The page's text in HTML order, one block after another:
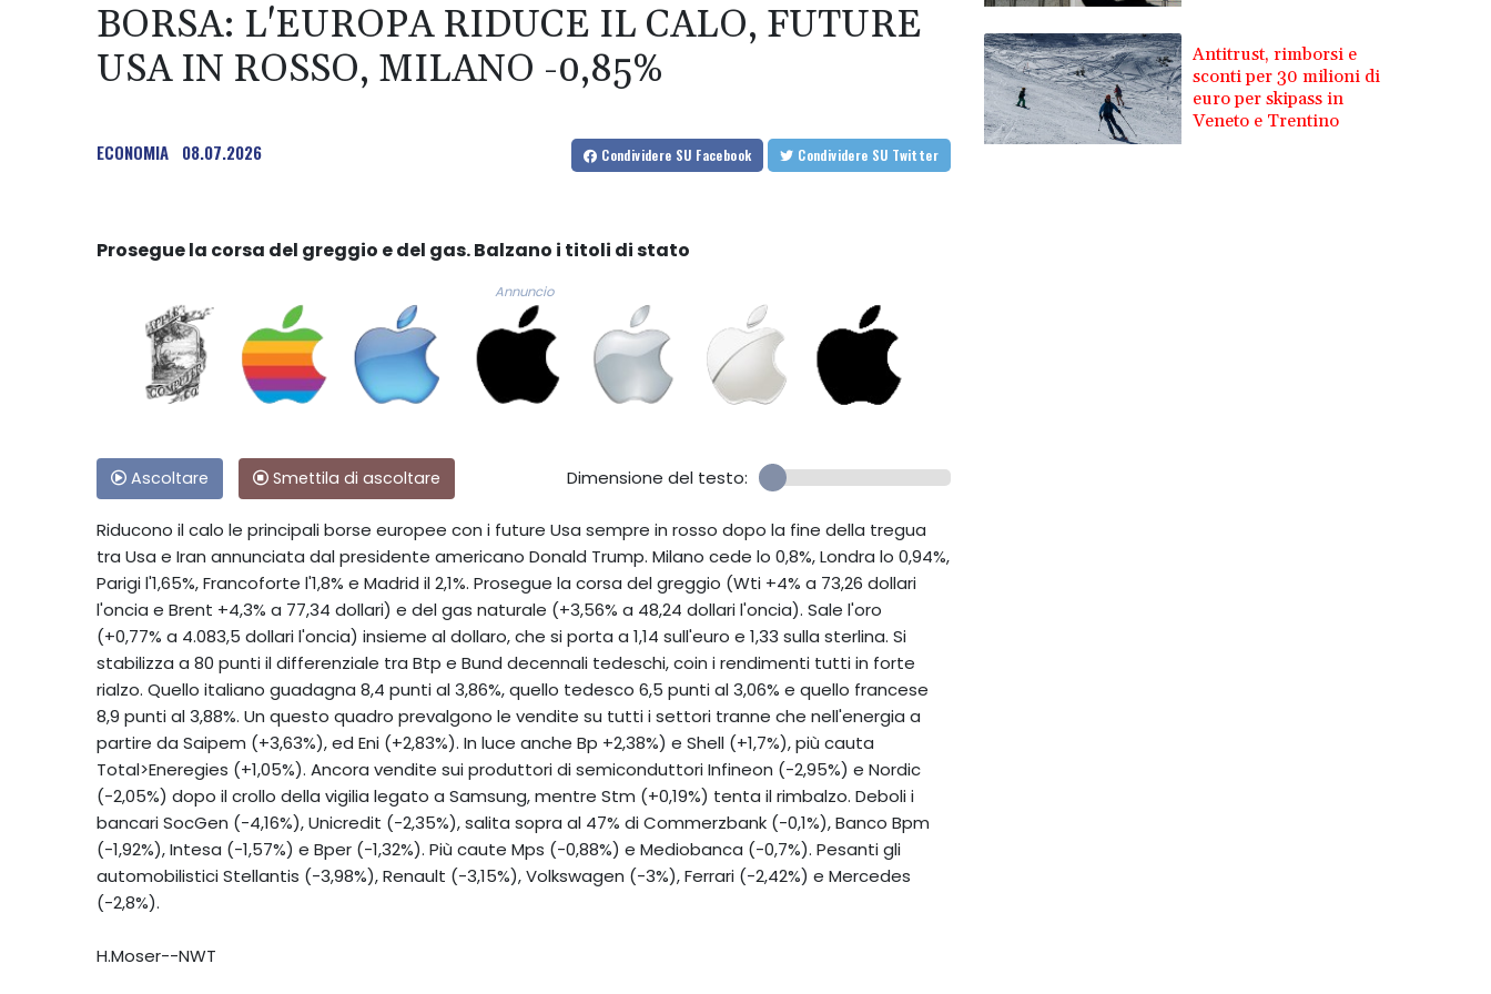
BORSA: L'EUROPA RIDUCE IL CALO, FUTURE
USA IN ROSSO, MILANO -0,85%
ECONOMIA 08.07.2026 Condividere SU Facebook Condividere SU Twitter
Prosegue la corsa del greggio e del gas. Balzano i titoli di stato
Annuncio
Ascoltare Smettila di ascoltare Dimensione del testo:
Riducono il calo le principali borse europee con i future Usa sempre in rosso dopo la fine della tregua
tra Usa e Iran annunciata dal presidente americano Donald Trump. Milano cede lo 0,8%, Londra lo 0,94%,
Parigi l'1,65%, Francoforte l'1,8% e Madrid il 2,1%. Prosegue la corsa del greggio (Wti +4% a 73,26 dollari
l'oncia e Brent +4,3% a 77,34 dollari) e del gas naturale (+3,56% a 48,24 dollari l'oncia). Sale l'oro
(+0,77% a 4.083,5 dollari l'oncia) insieme al dollaro, che si porta a 1,14 sull'euro e 1,33 sulla sterlina. Si
stabilizza a 80 punti il differenziale tra Btp e Bund decennali tedeschi, coin i rendimenti tutti in forte
rialzo. Quello italiano guadagna 8,4 punti al 3,86%, quello tedesco 6,5 punti al 3,06% e quello francese
8,9 punti al 3,88%. Un questo quadro prevalgono le vendite su tutti i settori tranne che nell'energia a
partire da Saipem (+3,63%), ed Eni (+2,83%). In luce anche Bp +2,38%) e Shell (+1,7%), più cauta
Total>Eneregies (+1,05%). Ancora vendite sui produttori di semiconduttori Infineon (-2,95%) e Nordic
(-2,05%) dopo il crollo della vigilia legato a Samsung, mentre Stm (+0,19%) tenta il rimbalzo. Deboli i
bancari SocGen (-4,16%), Unicredit (-2,35%), salita sopra al 47% di Commerzbank (-0,1%), Banco Bpm
(-1,92%), Intesa (-1,57%) e Bper (-1,32%). Più caute Mps (-0,88%) e Mediobanca (-0,7%). Pesanti gli
automobilistici Stellantis (-3,98%), Renault (-3,15%), Volkswagen (-3%), Ferrari (-2,42%) e Mercedes
(-2,8%).
H.Moser--NWT
Antitrust, rimborsi e
sconti per 30 milioni di
euro per skipass in
Veneto e Trentino